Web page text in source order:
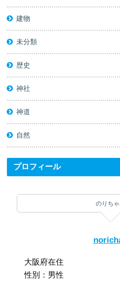
建物
未分類
歴史
神社
神道
自然
プロフィール
のりちゃ
大阪府在住
性別：男性